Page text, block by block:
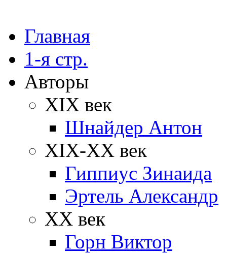
Главная
1-я стр.
Авторы
XIX век
Шнайдер Антон
XIX-XX век
Гиппиус Зинаида
Эртель Александр
XX век
Горн Виктор